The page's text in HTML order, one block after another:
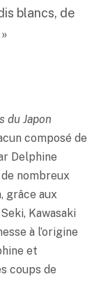
blancs, de
du Japon
composé de
Delphine
nombreux
grâce aux
Kawasaki
à l’origine
et
coups de